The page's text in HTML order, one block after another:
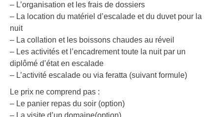
– L’organisation et les frais de dossiers
– La location du matériel d’escalade et du duvet pour la
nuit
– La collation et les boissons chaudes au réveil
– Les activités et l’encadrement toute la nuit par un
diplômé d’état en escalade
– L’activité escalade ou via feratta (suivant formule)
Le prix ne comprend pas :
– Le panier repas du soir (option)